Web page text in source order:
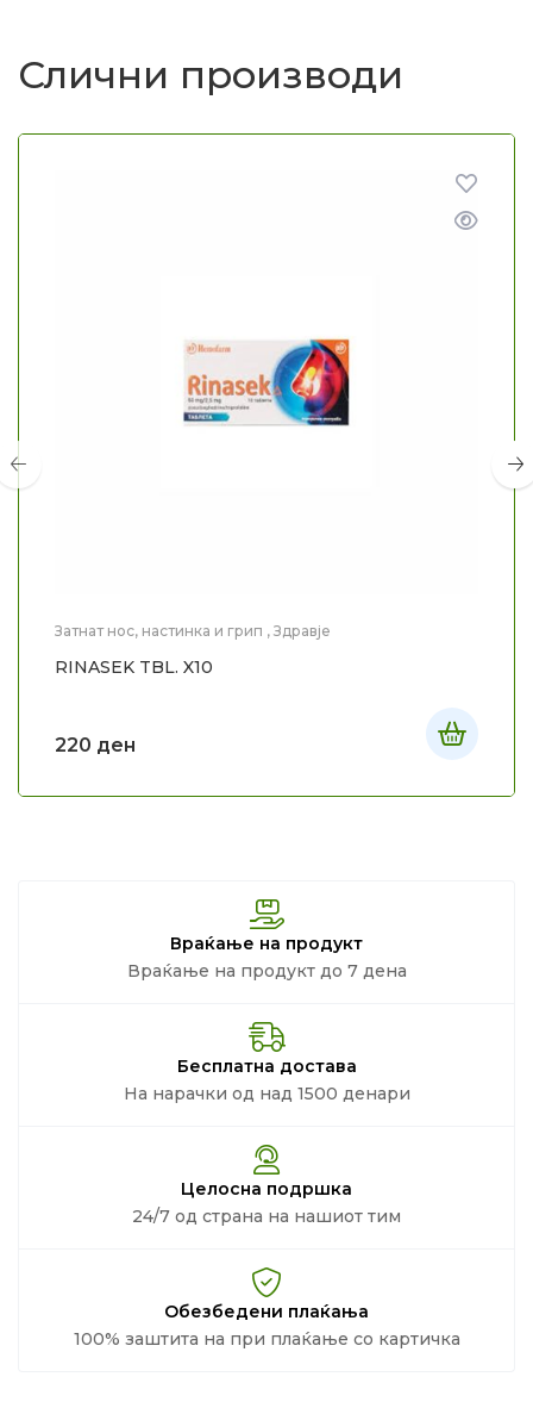
Слични производи
Затнат нос, настинка и грип , Здравје
RINASEK TBL. X10
220 ден
Враќање на продукт
Враќање на продукт до 7 дена
Бесплатна достава
На нарачки од над 1500 денари
Целосна подршка
24/7 од страна на нашиот тим
Обезбедени плаќања
100% заштита на при плаќање со картичка